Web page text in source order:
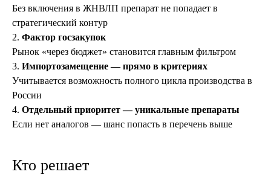
Без включения в ЖНВЛП препарат не попадает в
стратегический контур
Фактор госзакупок
Рынок «через бюджет» становится главным фильтром
Импортозамещение — прямо в критериях
Учитывается возможность полного цикла производства в
России
Отдельный приоритет — уникальные препараты
Если нет аналогов — шанс попасть в перечень выше
Кто решает